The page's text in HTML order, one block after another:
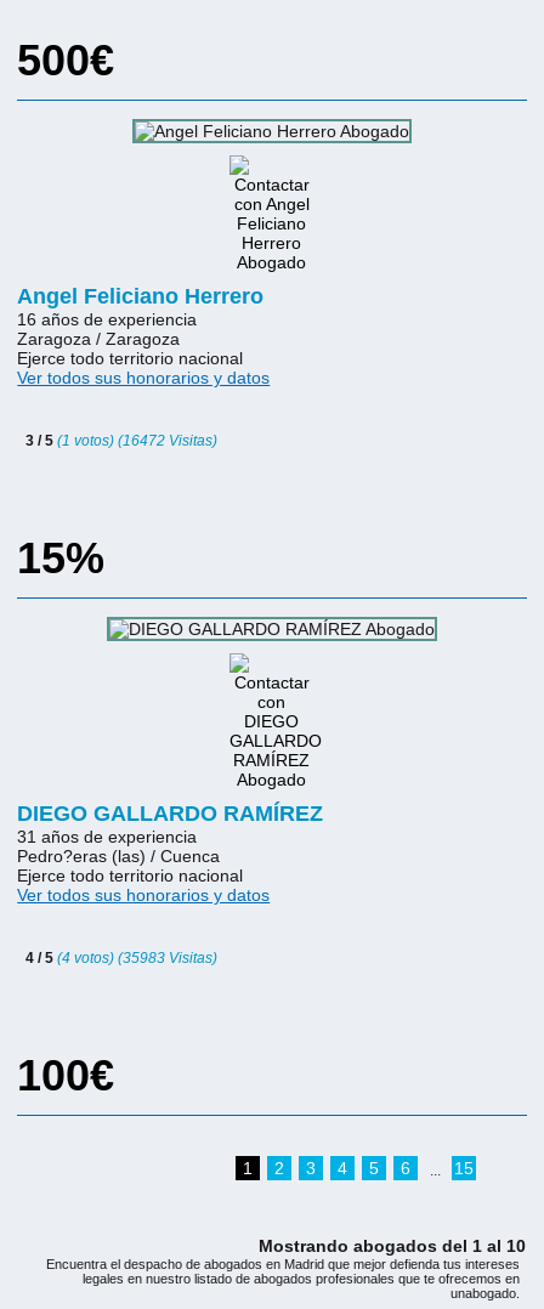
500€
Angel Feliciano Herrero
16 años de experiencia
Zaragoza / Zaragoza
Ejerce todo territorio nacional
Ver todos sus honorarios y datos
3 / 5(1 votos) (16472 Visitas)
15%
DIEGO GALLARDO RAMÍREZ
31 años de experiencia
Pedro?eras (las) / Cuenca
Ejerce todo territorio nacional
Ver todos sus honorarios y datos
4 / 5(4 votos) (35983 Visitas)
100€
1 2 3 4 5 6 15
Mostrando abogados del 1 al 10
Encuentra el despacho de abogados en Madrid que mejor defienda tus intereses
legales en nuestro listado de abogados profesionales que te ofrecemos en
unabogado.